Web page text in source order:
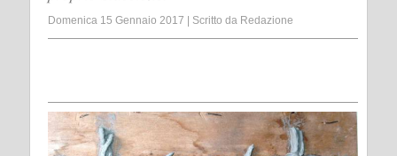
Domenica 15 Gennaio 2017 Scritto da Redazione